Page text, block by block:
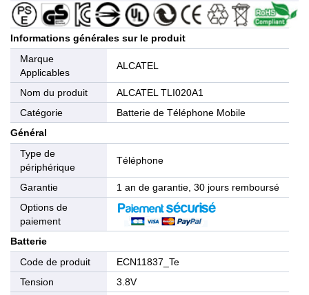
Informations générales sur le produit
Marque
Applicables
ALCATEL
Nom du produit
ALCATEL TLI020A1
Catégorie
Batterie de Téléphone Mobile
Général
Type de
périphérique
Téléphone
Garantie
1 an de garantie, 30 jours remboursé
Options de
paiement
Batterie
Code de produit
ECN11837_Te
Tension
3.8V